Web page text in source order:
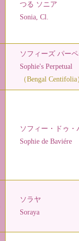
つる ソニア
Sonia, Cl.
ソフィーズ パーペ
Sophie's Perpetual
（Bengal Centifolia
ソフィー・ドゥ・
Sophie de Baviére
ソラヤ
Soraya